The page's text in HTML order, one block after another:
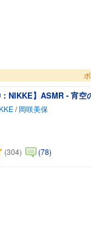
：NIKKE】ASMR - 宵
/ 岡咲美保
(304)
(78)